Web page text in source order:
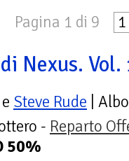
Pagina 1 di 9 1
Nexus. Vol.
e Steve Rude | Albo
- Reparto
50%